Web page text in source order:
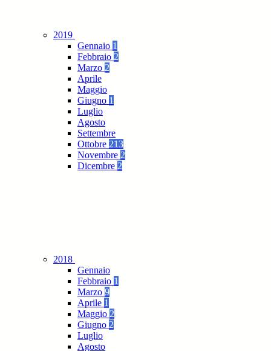
2019
Gennaio 1
Febbraio 2
Marzo 2
Aprile
Maggio
Giugno 1
Luglio
Agosto
Settembre
Ottobre 213
Novembre 2
Dicembre 2
2018
Gennaio
Febbraio 1
Marzo 9
Aprile 1
Maggio 2
Giugno 2
Luglio
Agosto